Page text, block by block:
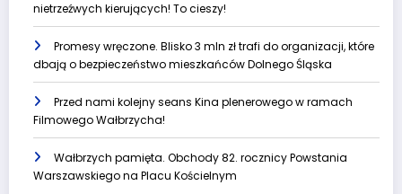
nietrzeźwych kierujących! To cieszy!
Promesy wręczone. Blisko 3 mln zł trafi do organizacji, które
dbają o bezpieczeństwo mieszkańców Dolnego Śląska
Przed nami kolejny seans Kina plenerowego w ramach
Filmowego Wałbrzycha!
Wałbrzych pamięta. Obchody 82. rocznicy Powstania
Warszawskiego na Placu Kościelnym